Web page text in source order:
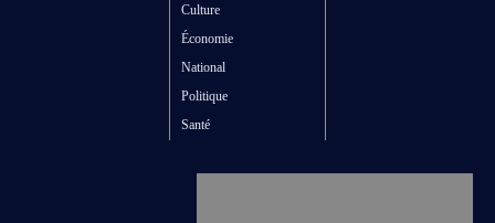
Culture
Économie
National
Politique
Santé